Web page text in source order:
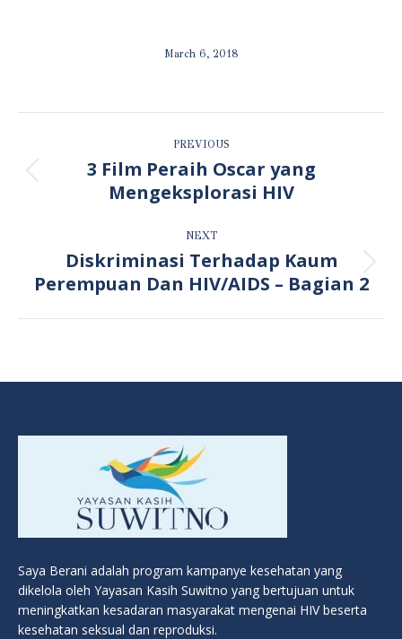
March 6, 2018
NAVIGATION PREVIOUS
Previous
album:
3 Film Peraih Oscar yang
Mengeksplorasi HIV
NEXT
Next
album:
Diskriminasi Terhadap Kaum
Perempuan Dan HIV/AIDS – Bagian 2
Saya Berani adalah program kampanye kesehatan yang
dikelola oleh Yayasan Kasih Suwitno yang bertujuan untuk
meningkatkan kesadaran masyarakat mengenai HIV beserta
kesehatan seksual dan reproduksi.